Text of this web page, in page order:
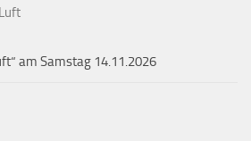
am Samstag 14.11.2026